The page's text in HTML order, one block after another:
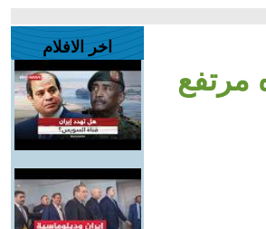
مرتفع
اخر الافلام